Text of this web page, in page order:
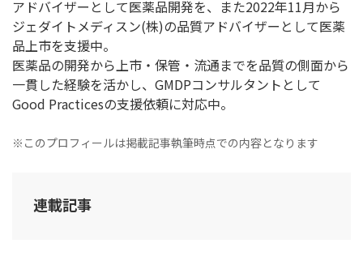
アドバイザーとして医薬品開発を、また2022年11月から
ジェダイトメディスン(株)の品質アドバイザーとして医薬
品上市を支援中。
医薬品の開発から上市・保管・流通までを品質の側面から
一貫した経験を活かし、GMDPコンサルタントとして
Good Practicesの支援依頼に対応中。
※このプロフィールは掲載記事執筆時点での内容となります
連載記事